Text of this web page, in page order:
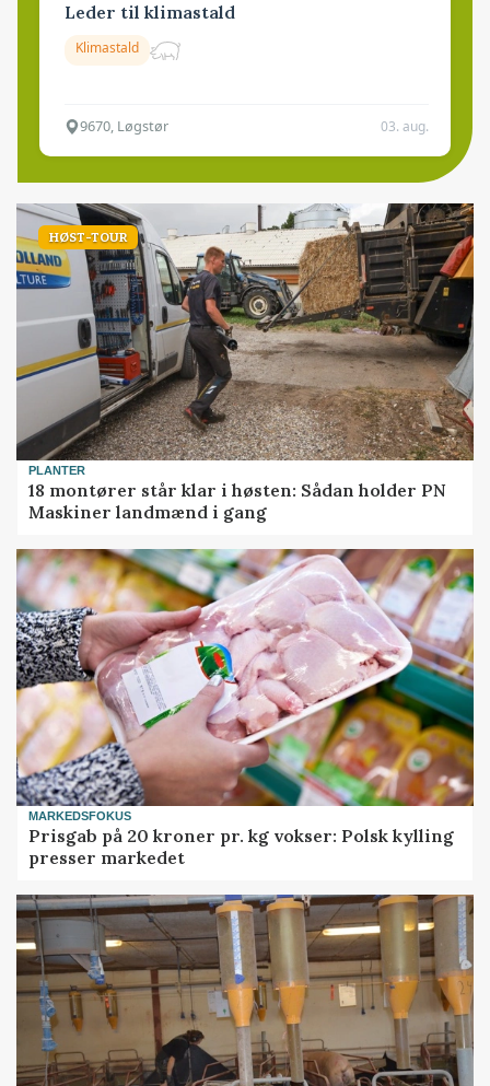
Leder til klimastald
Klimastald
9670, Løgstør 03. aug.
HØST-TOUR
PLANTER
18 montører står klar i høsten: Sådan holder PN
Maskiner landmænd i gang
MARKEDSFOKUS
Prisgab på 20 kroner pr. kg vokser: Polsk kylling
presser markedet